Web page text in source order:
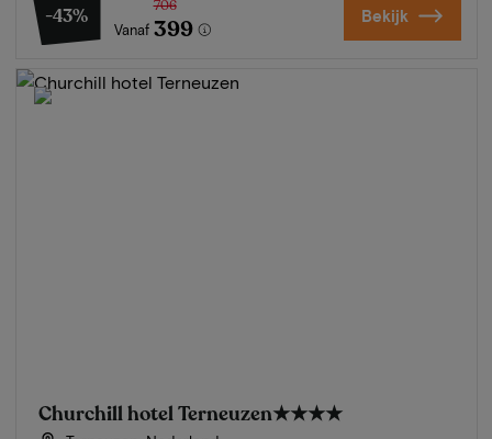
-43%
Vanaf
706
399 Bekijk
Churchill hotel Terneuzen★★★★